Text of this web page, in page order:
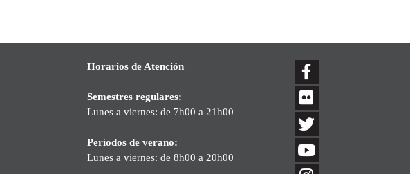
Horarios de Atención
Semestres regulares:
Lunes a viernes: de 7h00 a 21h00
Períodos de verano:
Lunes a viernes: de 8h00 a 20h00